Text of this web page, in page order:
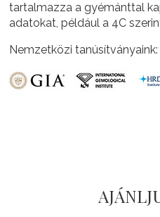
tartalmazza a gyémánttal
adatokat, például a 4C
Nemzetközi tanúsítványaink: